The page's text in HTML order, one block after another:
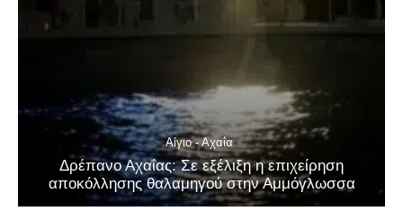
Αίγιο - Αχαΐα
Δρέπανο Αχαΐας: Σε εξέλιξη η επιχείρηση
αποκόλλησης θαλαμηγού στην Αμμόγλωσσα